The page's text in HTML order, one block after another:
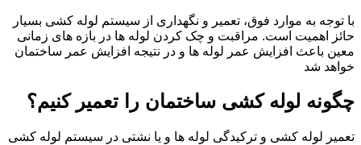
با توجه به موارد فوق، تعمیر و نگهداری از سیستم لوله کشی بسیار
حائز اهمیت است. مراقبت و چک کردن لوله ها در بازه های زمانی
معین باعث افزایش عمر لوله ها و در نتیجه افزایش عمر ساختمان
خواهد شد
چگونه لوله کشی ساختمان را تعمیر کنیم؟
تعمیر لوله کشی و ترکیدگی لوله ها و یا نشتی در سیستم لوله کشی